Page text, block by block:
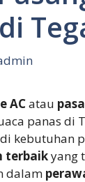
ACatau
panas di
kebutuhan
terbaikyang
dalam